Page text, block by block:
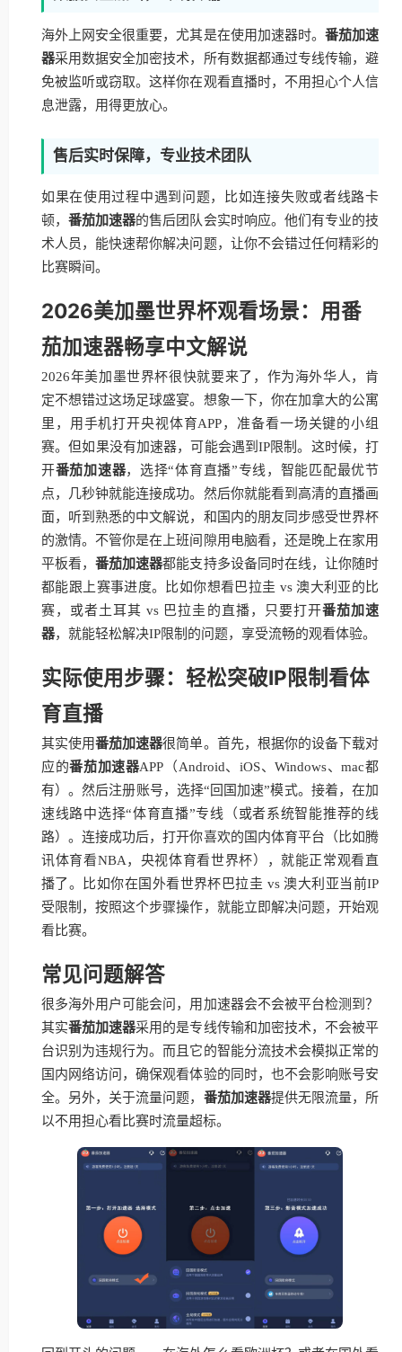
海外上网安全很重要，尤其是在使用加速器时。 番茄加速
器采用数据安全加密技术，所有数据都通过专线传输，避
免被监听或窃取。这样你在观看直播时，不用担心个人信
息泄露，用得更放心。
售后实时保障，专业技术团队
如果在使用过程中遇到问题，比如连接失败或者线路卡
顿，番茄加速器的售后团队会实时响应。他们有专业的技
术人员，能快速帮你解决问题，让你不会错过任何精彩的
比赛瞬间。
2026美加墨世界杯观看场景：用番
茄加速器畅享中文解说
2026年美加墨世界杯很快就要来了，作为海外华人，肯
定不想错过这场足球盛宴。想象一下，你在加拿大的公寓
里，用手机打开央视体育APP，准备看一场关键的小组
赛。但如果没有加速器，可能会遇到IP限制。这时候，打
开番茄加速器，选择“体育直播”专线，智能匹配最优节
点，几秒钟就能连接成功。然后你就能看到高清的直播画
面，听到熟悉的中文解说，和国内的朋友同步感受世界杯
的激情。不管你是在上班间隙用电脑看，还是晚上在家用
平板看，番茄加速器都能支持多设备同时在线，让你随时
都能跟上赛事进度。比如你想看巴拉圭 vs 澳大利亚的比
赛，或者土耳其 vs 巴拉圭的直播，只要打开番茄加速
器，就能轻松解决IP限制的问题，享受流畅的观看体验。
实际使用步骤：轻松突破IP限制看体
育直播
其实使用番茄加速器很简单。首先，根据你的设备下载对
应的番茄加速器APP（Android、iOS、Windows、mac都
有）。然后注册账号，选择“回国加速”模式。接着，在加
速线路中选择“体育直播”专线（或者系统智能推荐的线
路）。连接成功后，打开你喜欢的国内体育平台（比如腾
讯体育看NBA，央视体育看世界杯），就能正常观看直
播了。比如你在国外看世界杯巴拉圭 vs 澳大利亚当前IP
受限制，按照这个步骤操作，就能立即解决问题，开始观
看比赛。
常见问题解答
很多海外用户可能会问，用加速器会不会被平台检测到？
其实番茄加速器采用的是专线传输和加密技术，不会被平
台识别为违规行为。而且它的智能分流技术会模拟正常的
国内网络访问，确保观看体验的同时，也不会影响账号安
全。另外，关于流量问题， 番茄加速器提供无限流量，所
以不用担心看比赛时流量超标。